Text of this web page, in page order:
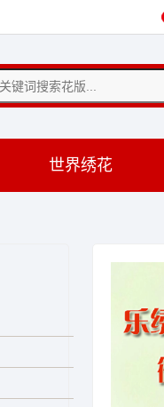
世界绣花